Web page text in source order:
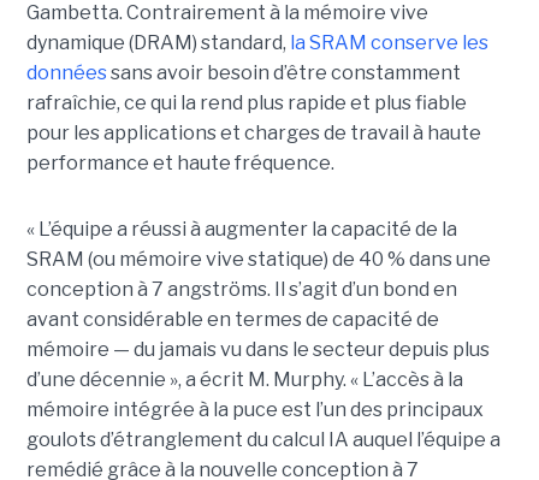
Gambetta. Contrairement à la mémoire vive
dynamique (DRAM) standard, la SRAM conserve les
donnéessans avoir besoin d’être constamment
rafraîchie, ce qui la rend plus rapide et plus fiable
pour les applications et charges de travail à haute
performance et haute fréquence.
« L’équipe a réussi à augmenter la capacité de la
SRAM (ou mémoire vive statique) de 40 % dans une
conception à 7 angströms. Il s’agit d’un bond en
avant considérable en termes de capacité de
mémoire — du jamais vu dans le secteur depuis plus
d’une décennie », a écrit M. Murphy. « L’accès à la
mémoire intégrée à la puce est l’un des principaux
goulots d’étranglement du calcul IA auquel l’équipe a
remédié grâce à la nouvelle conception à 7